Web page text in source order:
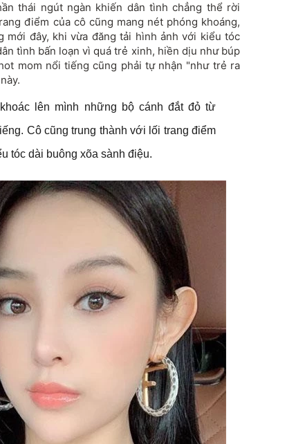
thái ngút ngàn khiến dân tình chẳng thể rời
điểm của cô cũng mang nét phóng khoáng,
mới đây, khi vừa đăng tải hình ảnh với kiểu tóc
tình bấn loạn vì quá trẻ xinh, hiền dịu như búp
mom nổi tiếng cũng phải tự nhận "như trẻ ra
lên mình những bộ cánh đắt đỏ từ
Cô cũng trung thành với lối trang điểm
tóc dài buông xõa sành điệu.